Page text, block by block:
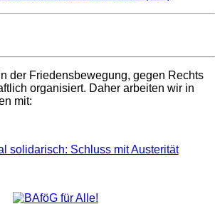
der Friedensbewegung, gegen Rechts
organisiert. Daher arbeiten wir in
mit: